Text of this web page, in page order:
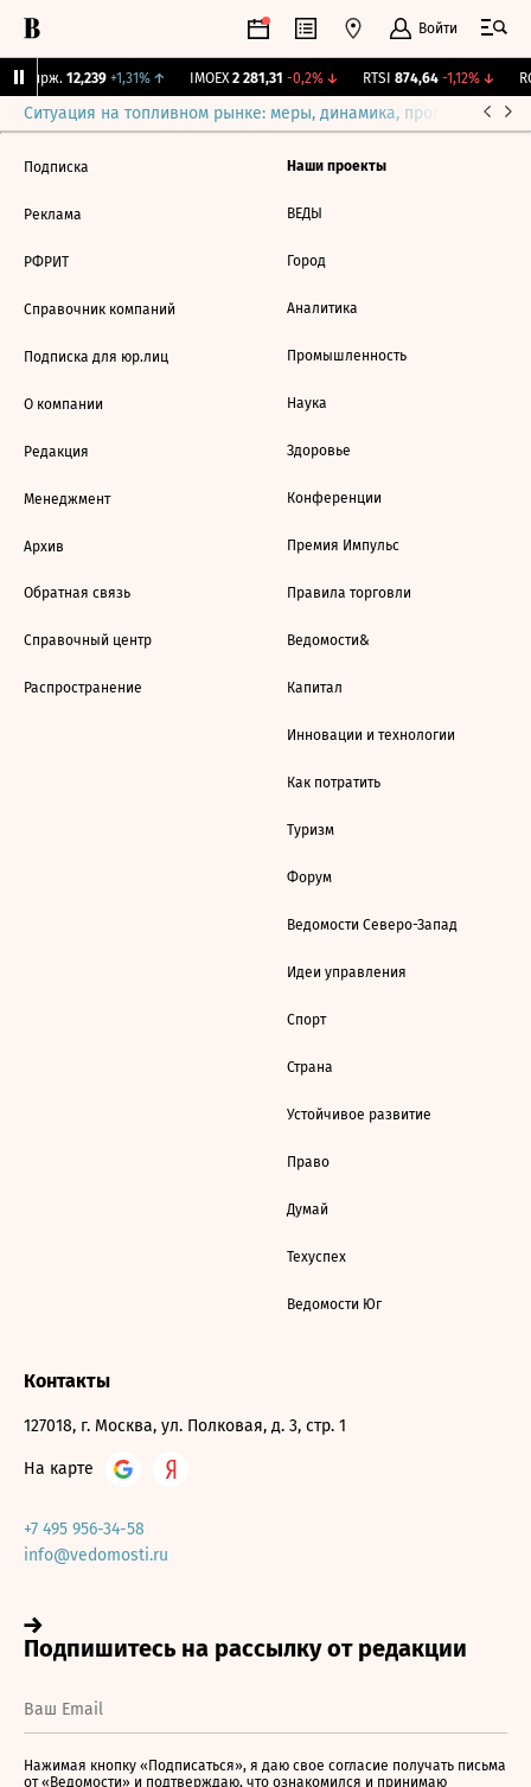
Войти
Бирж. 12,239 +1,31%↑ IMOEX 2 281,31 -0,2%↓ RTSI 874,64 -1,12%↓
Ситуация на топливном рынке: меры, динамика, прогнозы
Подписка
Реклама
РФРИТ
Справочник компаний
Подписка для юр.лиц
О компании
Редакция
Менеджмент
Архив
Обратная связь
Справочный центр
Распространение
Наши проекты
ВЕДЫ
Город
Аналитика
Промышленность
Наука
Здоровье
Конференции
Премия Импульс
Правила торговли
Ведомости&
Капитал
Инновации и технологии
Как потратить
Туризм
Форум
Ведомости Северо-Запад
Идеи управления
Спорт
Страна
Устойчивое развитие
Право
Думай
Техуспех
Ведомости Юг
Контакты
127018, г. Москва, ул. Полковая, д. 3, стр. 1
На карте
+7 495 956-34-58
info@vedomosti.ru
Нажимая кнопку «Подписаться», я даю свое согласие получать письма
от «Ведомости» и подтверждаю, что ознакомился и принимаю